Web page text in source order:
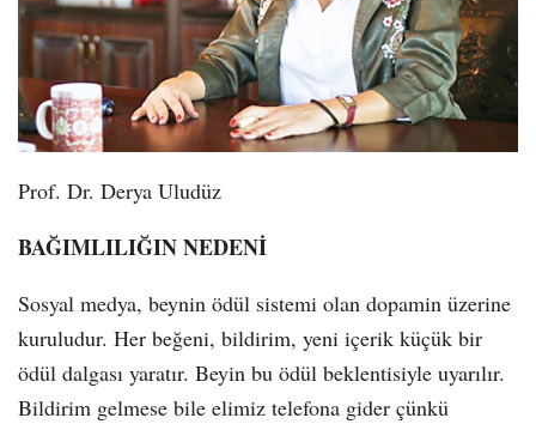
Prof. Dr. Derya Uludüz
BAĞIMLILIĞIN NEDENİ
Sosyal medya, beynin ödül sistemi olan dopamin üzerine
kuruludur. Her beğeni, bildirim, yeni içerik küçük bir
ödül dalgası yaratır. Beyin bu ödül beklentisiyle uyarılır.
Bildirim gelmese bile elimiz telefona gider çünkü